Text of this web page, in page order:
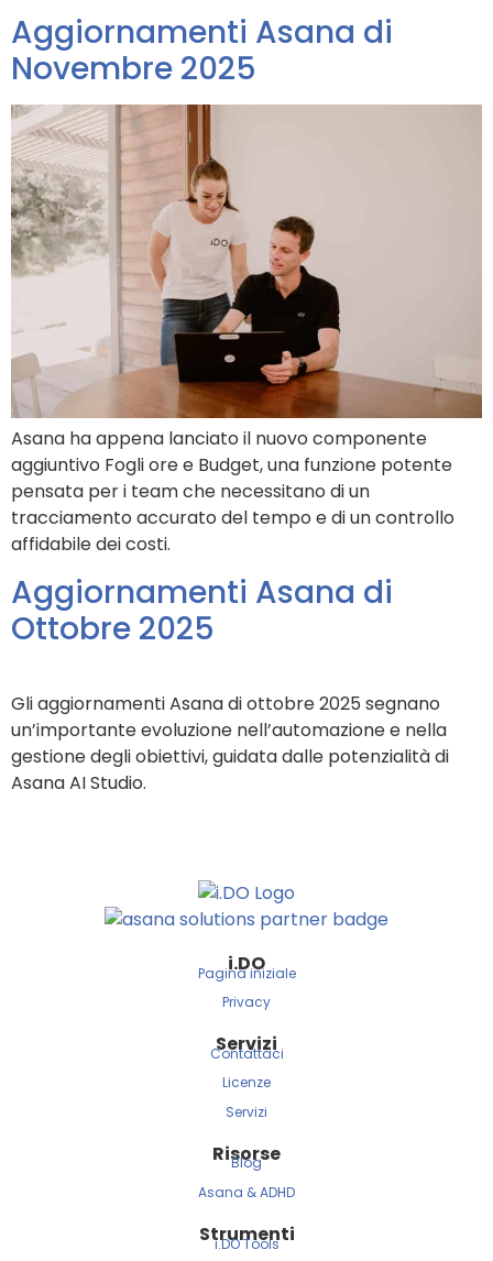
Aggiornamenti Asana di
Novembre 2025
Asana ha appena lanciato il nuovo componente
aggiuntivo Fogli ore e Budget, una funzione potente
pensata per i team che necessitano di un
tracciamento accurato del tempo e di un controllo
affidabile dei costi.
Aggiornamenti Asana di
Ottobre 2025
Gli aggiornamenti Asana di ottobre 2025 segnano
un’importante evoluzione nell’automazione e nella
gestione degli obiettivi, guidata dalle potenzialità di
Asana AI Studio.
i.DO
Pagina iniziale
Privacy
Servizi
Contattaci
Licenze
Servizi
Risorse
Blog
Asana & ADHD
Strumenti
i.DO Tools